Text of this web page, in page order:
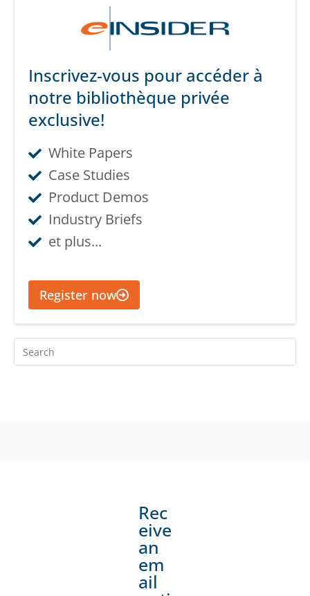
Inscrivez-vous pour accéder à
notre bibliothèque privée
exclusive!​
White Papers
Case Studies
Product Demos
Industry Briefs
et plus...
Register now
Rec
eive
an
em
ail